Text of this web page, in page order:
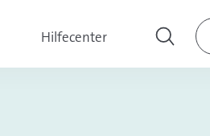
Hilfecenter